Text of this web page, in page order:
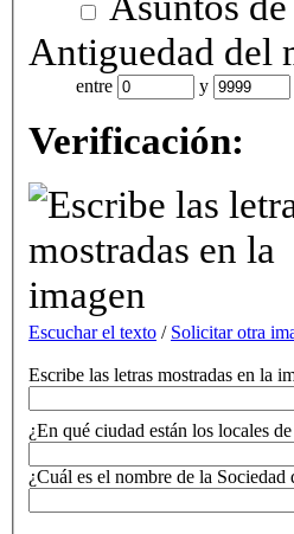
Antiguedad del
entre y
Verificación:
Escuchar el texto / Solicitar otra
Escribe las letras mostradas en la
¿En qué ciudad están los locales
¿Cuál es el nombre de la Sociedad